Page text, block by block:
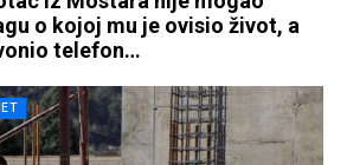
o kojoj mu je ovisio život, a
telefon…